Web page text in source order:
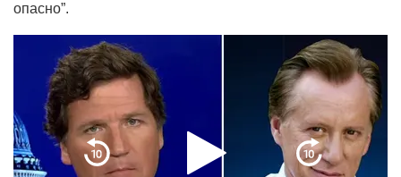
опасно”.